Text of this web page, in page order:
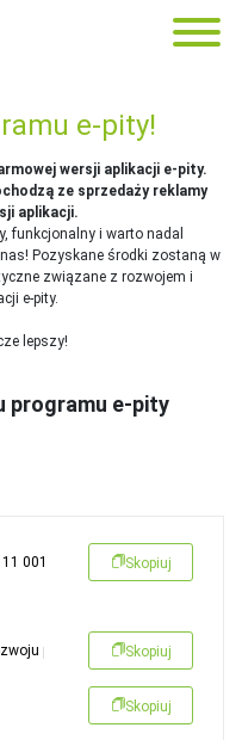
e-pity!
wersji aplikacji e-pity.
ze sprzedaży reklamy
aplikacji.
funkcjonalny i warto nadal
Pozyskane środki zostaną w
związane z rozwojem i
e-pity.
lepszy!
programu e-pity
Skopiuj
Skopiuj
Skopiuj